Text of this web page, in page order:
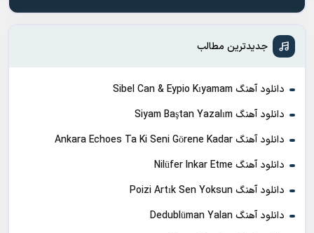
جدیدترین مطالب
دانلود آهنگ Sibel Can & Eypio Kıyamam
دانلود آهنگ Siyam Baştan Yazalım
دانلود آهنگ Ankara Echoes Ta Ki Seni Görene Kadar
دانلود آهنگ Nilüfer Inkar Etme
دانلود آهنگ Poizi Artık Sen Yoksun
دانلود آهنگ Dedublüman Yalan